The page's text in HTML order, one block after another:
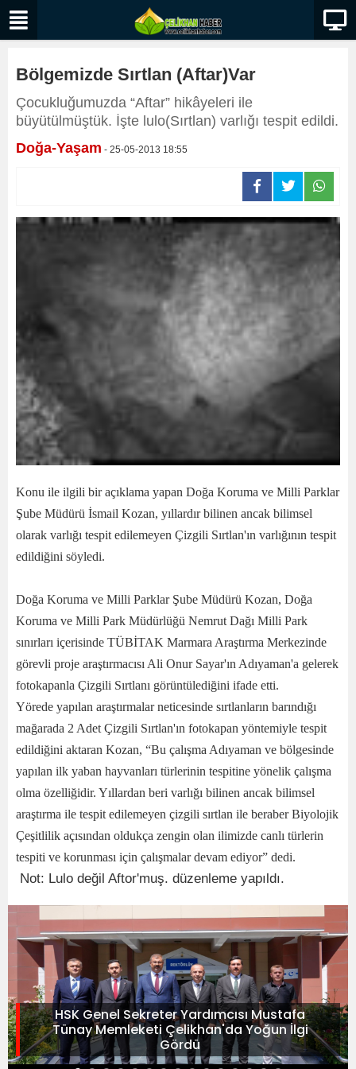
Bölgemizde Sırtlan (Aftar)Var
Çocukluğumuzda “Aftar” hikâyeleri ile
büyütülmüştük. İşte lulo(Sırtlan) varlığı tespit edildi.
Doğa-Yaşam - 25-05-2013 18:55
Konu ile ilgili bir açıklama yapan Doğa Koruma ve Milli Parklar
Şube Müdürü İsmail Kozan, yıllardır bilinen ancak bilimsel
olarak varlığı tespit edilemeyen Çizgili Sırtlan'ın varlığının tespit
edildiğini söyledi.
Doğa Koruma ve Milli Parklar Şube Müdürü Kozan, Doğa
Koruma ve Milli Park Müdürlüğü Nemrut Dağı Milli Park
sınırları içerisinde TÜBİTAK Marmara Araştırma Merkezinde
görevli proje araştırmacısı Ali Onur Sayar'ın Adıyaman'a gelerek
fotokapanla Çizgili Sırtlanı görüntülediğini ifade etti.
Yörede yapılan araştırmalar neticesinde sırtlanların barındığı
mağarada 2 Adet Çizgili Sırtlan'ın fotokapan yöntemiyle tespit
edildiğini aktaran Kozan, “Bu çalışma Adıyaman ve bölgesinde
yapılan ilk yaban hayvanları türlerinin tespitine yönelik çalışma
olma özelliğidir. Yıllardan beri varlığı bilinen ancak bilimsel
araştırma ile tespit edilemeyen çizgili sırtlan ile beraber Biyolojik
Çeşitlilik açısından oldukça zengin olan ilimizde canlı türlerin
tespiti ve korunması için çalışmalar devam ediyor” dedi.
Not: Lulo değil Aftor'muş. düzenleme yapıldı.
HSK Genel Sekreter Yardımcısı Mustafa
Tünay Memleketi Çelikhan'da Yoğun İlgi
Gördü